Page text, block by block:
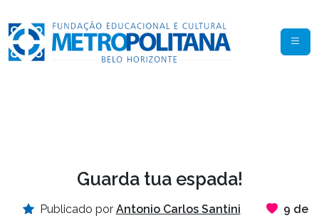
Guarda tua espada!
Publicado por Antonio Carlos Santini
9 de